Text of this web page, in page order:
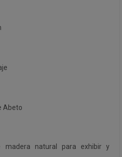
Abeto
madera natural para exhibir y